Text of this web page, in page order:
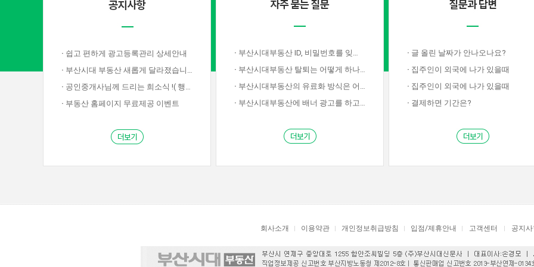
· 쉽고 편하게 광고등록관리 상세안내
· 부산시대 부동산 새롭게 달라졌습니다!
· 공인중개사님께 드리는 희소식 !( 행사종료)
· 부동산 홈페이지 무료제공 이벤트
· 부산시대부동산 ID, 비밀번호를 잊어버렸습니다.
· 부산시대부동산 탈퇴는 어떻게 하나요?
· 부산시대부동산의 유료화 방식은 어떤지요?
· 부산시대부동산에 배너 광고를 하고싶습니다.
· 글 올린 날짜가 안나오나요?
· 집주인이 외국에 나가 있을때
· 집주인이 외국에 나가 있을때
· 결제하면 기간은?
회사소개 이용약관 개인정보취급방침 입점/제휴안내 고객센터 공지